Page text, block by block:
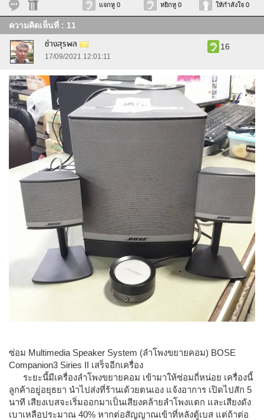
แจกหู 0 หยิกหู 0 ให้กำลังใจ 0
ความคิดเห็นที่ : 11
ช่างสุรพล
17/09/2021 12:01:11
16
ซ่อม Multimedia Speaker System (ลำโพงขยายคอม) BOSE
Companion3 Siries II เสร็จอีกเครื่อง
ระยะนี้มีเครื่องลำโพงขยายคอม เข้ามาให้ซ่อมถี่หน่อย เครื่องนี้
ลูกค้าอยู่อยุธยา นำไปส่งที่ร้านเด้วยตนเอง แจ้งอาการ เปิดไปสัก 5
นาที เสียงเบสจะเริ่มออกมาเป็นเสียงคล้ายลำโพงแตก และเสียงดัง
เบาเหลือประมาณ 40% หากต่อสัญญาณเข้าที่หลังตู้เบส แต่ถ้าต่อ